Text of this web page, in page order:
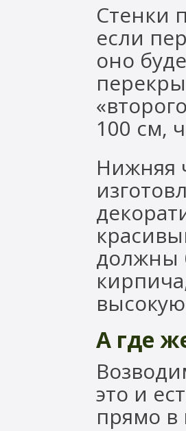
Стенки
если
оно
100 см,
Нижняя
должны
А где
это и
прямо в